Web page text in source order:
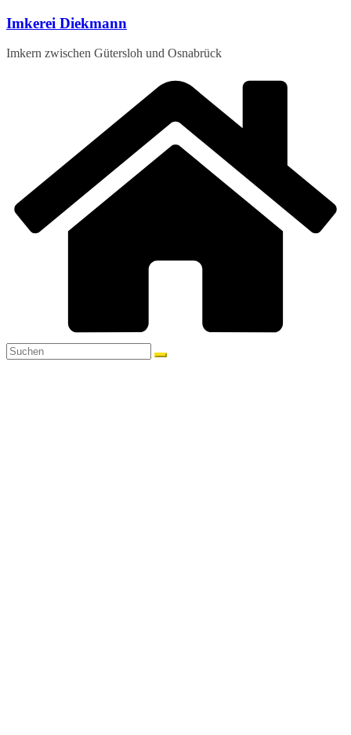
Zum
springen
Imkerei Diekmann
Imkern zwischen Gütersloh und Osnabrück